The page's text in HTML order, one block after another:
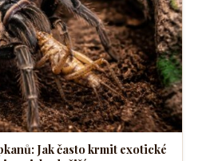
Jak často krmit exotické